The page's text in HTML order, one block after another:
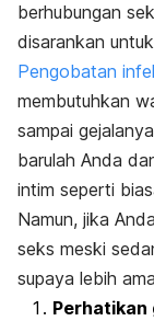
berhubungan
disarankan
Pengobatan
membutuhkan
sampai
barulah Anda
intim seperti
Namun, jika
seks meski
supaya lebih
Perhatikan